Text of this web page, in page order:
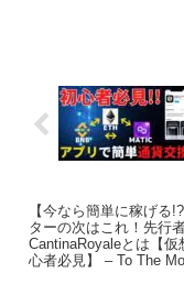
【今なら簡単に稼げる
ターの次はこれ！先行
CantinaRoyaleとは【仮
心者必見】 – To The